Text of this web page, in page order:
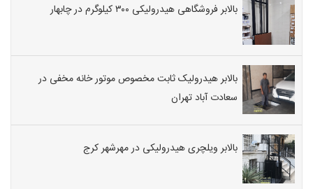
بالابر فروشگاهی هیدرولیکی ۳۰۰ کیلوگرم در چابهار
بالابر هیدرولیک ثابت مخصوص موتور خانه مخفی در
سعادت آباد تهران
بالابر ویلچری هیدرولیکی در مهرشهر کرج